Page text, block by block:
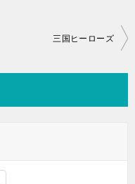
三国ヒーローズ